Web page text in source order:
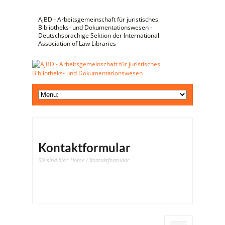
AjBD - Arbeitsgemeinschaft für juristisches
Bibliotheks- und Dokumentationswesen -
Deutschsprachige Sektion der International
Association of Law Libraries
Kontaktformular
Sie sind hier: Home / Kontaktformular